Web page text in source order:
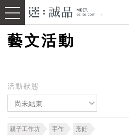
藝文活動
活動狀態
尚未結束
親子工作坊 手作 烹飪